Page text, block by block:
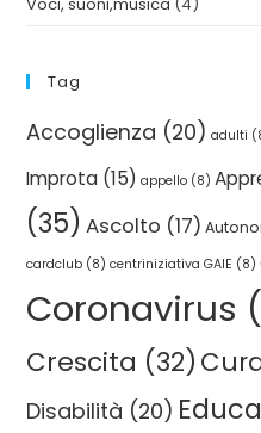
Tag
Accoglienza (20) adulti
Improta (15) appello (8)
(35) Ascolto (17)
cardclub (8) centriniziativa GAIE (8)
Coronavirus
Crescita (32)
Disabilità (20)